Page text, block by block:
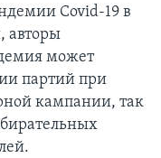
Covid-19 в
авторы
может
партий при
кампании, так